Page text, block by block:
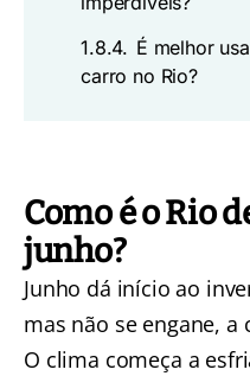
1.8.4. É melhor
carro no Rio?
Como é o Rio
junho?
Junho dá início ao
mas não se engane, a
O clima começa a